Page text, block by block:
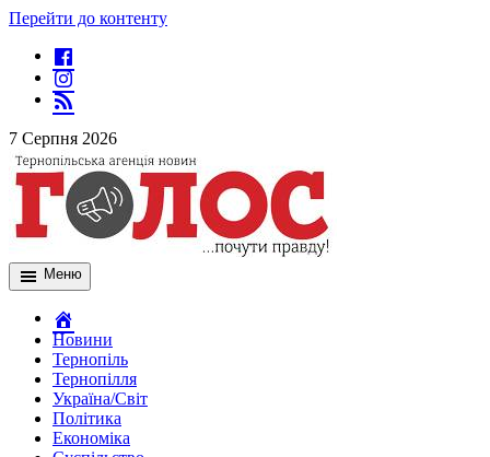
Перейти до контенту
7 Серпня 2026
Меню
Новини
Тернопіль
Тернопілля
Україна/Світ
Політика
Економіка